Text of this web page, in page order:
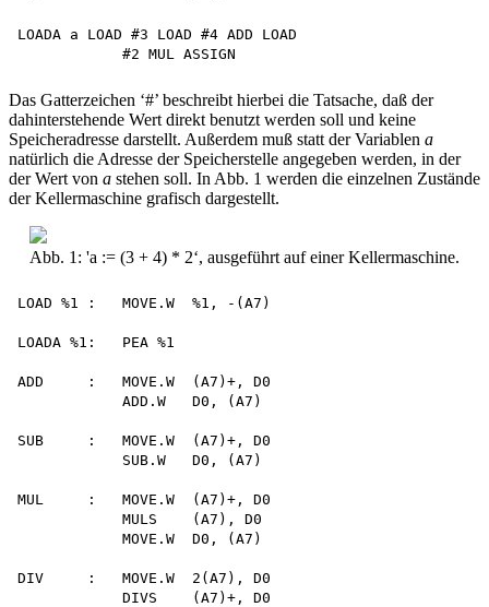
LOADA a LOAD #3 LOAD #4 ADD LOAD
Das Gatterzeichen ‘#’ beschreibt hierbei die Tatsache, daß der
dahinterstehende Wert direkt benutzt werden soll und keine
Speicheradresse darstellt. Außerdem muß statt der Variablen a
natürlich die Adresse der Speicherstelle angegeben werden, in der
der Wert von a stehen soll. In Abb. 1 werden die einzelnen Zustände
der Kellermaschine grafisch dargestellt.
Abb. 1: 'a := (3 + 4) * 2‘, ausgeführt auf einer Kellermaschine.
LOAD %1 :   MOVE.W  %1, -(A7)
LOADA %1:   PEA %1
ADD     :   MOVE.W  (A7)+, D0
            ADD.W   D0, (A7)
SUB     :   MOVE.W  (A7)+, D0
            SUB.W   D0, (A7)
MUL     :   MOVE.W  (A7)+, D0
            MULS    (A7), D0
            MOVE.W  D0, (A7)
DIV     :   MOVE.W  2(A7), D0
            DIVS    (A7)+, D0